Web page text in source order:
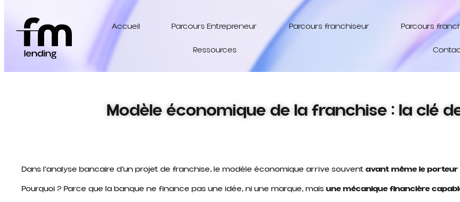
Accueil Parcours Entrepreneur Parcours franchiseur Parcours
Ressources
Modèle économique de la franchise : la clé
Dans l’analyse bancaire d’un projet de franchise, le modèle économique arrive souventavant même le
Pourquoi ? Parce que la banque ne finance pas une idée, ni une marque, maisune mécanique financière